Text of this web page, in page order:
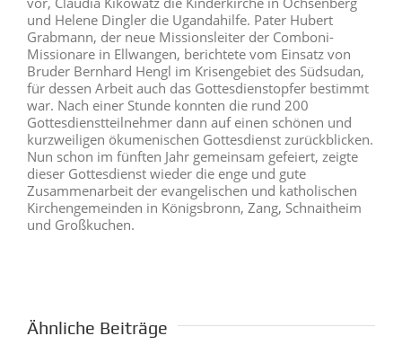
und Helene Dingler die Ugandahilfe. Pater Hubert
Grabmann, der neue Missionsleiter der Comboni-
Missionare in Ellwangen, berichtete vom Einsatz von
Bruder Bernhard Hengl im Krisengebiet des Südsudan,
für dessen Arbeit auch das Gottesdienstopfer bestimmt
war. Nach einer Stunde konnten die rund 200
Gottesdienstteilnehmer dann auf einen schönen und
kurzweiligen ökumenischen Gottesdienst zurückblicken.
Nun schon im fünften Jahr gemeinsam gefeiert, zeigte
dieser Gottesdienst wieder die enge und gute
Zusammenarbeit der evangelischen und katholischen
Kirchengemeinden in Königsbronn, Zang, Schnaitheim
und Großkuchen.
Ähnliche Beiträge